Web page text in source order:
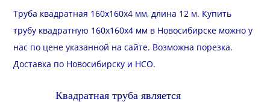
Труба квадратная 160х160х4 мм, длина 12 м. Купить
трубу квадратную 160х160х4 мм в Новосибирске можно у
нас по цене указанной на сайте. Возможна порезка.
Доставка по Новосибирску и НСО.
Квадратная труба является